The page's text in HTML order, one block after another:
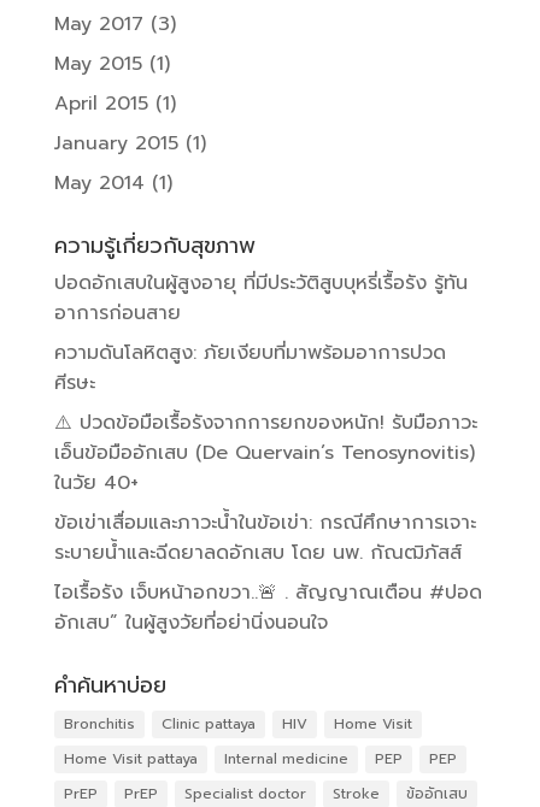
May 2017 (3)
May 2015(1)
April 2015(1)
January 2015(1)
May 2014 (1)
ความรู้เกี่ยวกับสุขภาพ
ปอดอักเสบในผู้สูงอายุ ที่มีประวัติสูบบุหรี่เรื้อรัง รู้ทัน
อาการก่อนสาย
ความดันโลหิตสูง: ภัยเงียบที่มาพร้อมอาการปวด
ศีรษะ
⚠️ ปวดข้อมือเรื้อรังจากการยกของหนัก! รับมือภาวะ
เอ็นข้อมืออักเสบ (De Quervain’s Tenosynovitis)
ในวัย 40+
ข้อเข่าเสื่อมและภาวะน้ำในข้อเข่า: กรณีศึกษาการเจาะ
ระบายน้ำและฉีดยาลดอักเสบ โดย นพ. กัณฒิภัสส์
ไอเรื้อรัง เจ็บหน้าอกขวา..🚨 . สัญญาณเตือน #ปอด
อักเสบ” ในผู้สูงวัยที่อย่านิ่งนอนใจ
คำค้นหาบ่อย
Bronchitis Clinic pattaya HIV
Home Visit
Home Visit pattaya
Internal medicine PEP
PEP
PrEP
PrEP Specialist doctor Stroke
ข้ออักเสบ